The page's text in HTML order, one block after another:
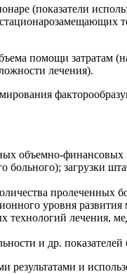
(показатели
помощи затратам
лечения).
объемно-финансовых
больного); загрузки
пролеченных
уровня развития
технологий лечения,
и др.
результатами и